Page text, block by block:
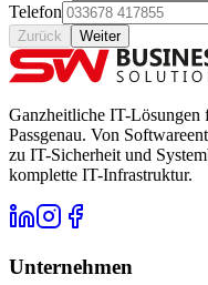
Telefon
Zurück Weiter
Ganzheitliche IT-Lösungen
Passgenau. Von
zu IT-Sicherheit und
komplette IT-Infrastruktur.
Unternehmen